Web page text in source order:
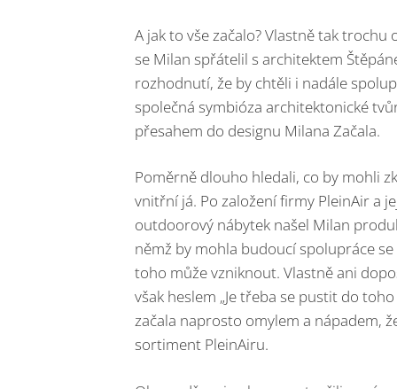
A jak to vše začalo? Vlastně tak
se Milan spřátelil s architektem
rozhodnutí, že by chtěli i nadále
společná symbióza architektonické
přesahem do designu Milana Začala.
Poměrně dlouho hledali, co by mohli
vnitřní já. Po založení firmy PleinAir a
outdoorový nábytek našel Milan
němž by mohla budoucí spolupráce
toho může vzniknout. Vlastně ani
však heslem „Je třeba se pustit do
začala naprosto omylem a nápadem,
sortiment PleinAiru.